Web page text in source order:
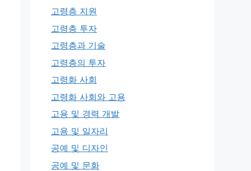
고령층 지원
고령층 투자
고령층과 기술
고령층의 투자
고령화 사회
고령화 사회와 고용
고용 및 경력 개발
고용 및 일자리
공예 및 디자인
공예 및 문화